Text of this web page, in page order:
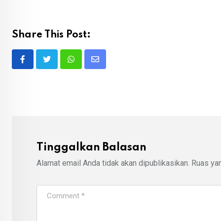
Share This Post:
WhatsappShare
Tinggalkan Balasan
Alamat email Anda tidak akan dipublikasikan. Ruas